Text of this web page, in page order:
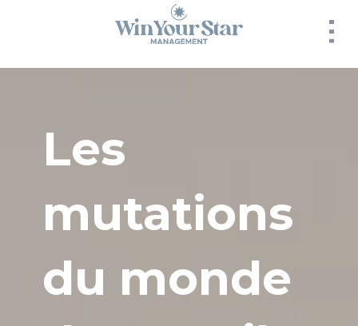
Les
mutations
du monde